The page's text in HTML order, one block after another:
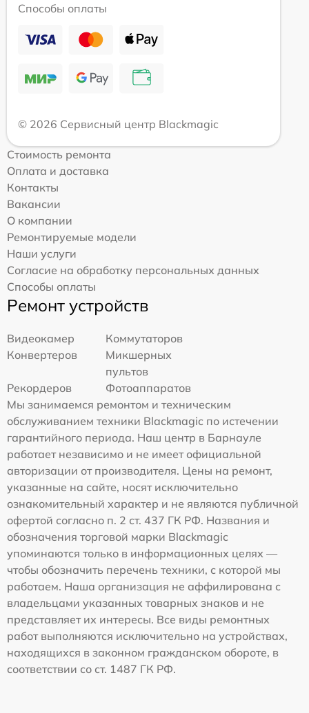
Способы оплаты
© 2026 Сервисный центр Blackmagic
Стоимость ремонта
Оплата и доставка
Контакты
Вакансии
О компании
Ремонтируемые модели
Наши услуги
Согласие на обработку персональных данных
Способы оплаты
Ремонт устройств
Видеокамер
Коммутаторов
Конвертеров
Микшерных
пультов
Рекордеров
Фотоаппаратов
Мы занимаемся ремонтом и техническим
обслуживанием техники Blackmagic по истечении
гарантийного периода. Наш центр в Барнауле
работает независимо и не имеет официальной
авторизации от производителя. Цены на ремонт,
указанные на сайте, носят исключительно
ознакомительный характер и не являются публичной
офертой согласно п. 2 ст. 437 ГК РФ. Названия и
обозначения торговой марки Blackmagic
упоминаются только в информационных целях —
чтобы обозначить перечень техники, с которой мы
работаем. Наша организация не аффилирована с
владельцами указанных товарных знаков и не
представляет их интересы. Все виды ремонтных
работ выполняются исключительно на устройствах,
находящихся в законном гражданском обороте, в
соответствии со ст. 1487 ГК РФ.